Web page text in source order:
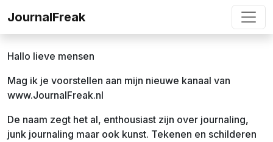
JournalFreak
Hallo lieve mensen
Mag ik je voorstellen aan mijn nieuwe kanaal van
www.JournalFreak.nl
De naam zegt het al, enthousiast zijn over journaling,
junk journaling maar ook kunst. Tekenen en schilderen